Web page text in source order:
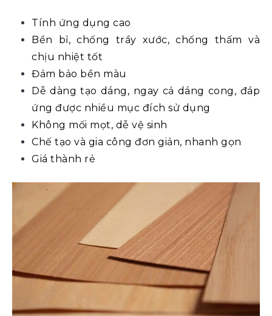
Tính ứng dụng cao
Bền bỉ, chống trầy xước, chống thấm và
chịu nhiệt tốt
Đảm bảo bền màu
Dễ dàng tạo dáng, ngay cả dáng cong, đáp
ứng được nhiều mục đích sử dụng
Không mối mọt, dễ vệ sinh
Chế tạo và gia công đơn giản, nhanh gọn
Giá thành rẻ